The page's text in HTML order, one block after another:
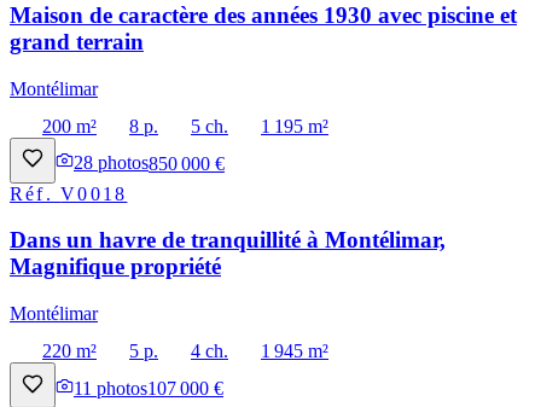
Maison de caractère des années 1930 avec piscine et
grand terrain
Montélimar
200 m²
8 p. 5 ch.
1 195 m²
28 photos850 000 €
Réf.V0018
Dans un havre de tranquillité à Montélimar,
Magnifique propriété
Montélimar
220 m²
5 p. 4 ch.
1 945 m²
11 photos107 000 €